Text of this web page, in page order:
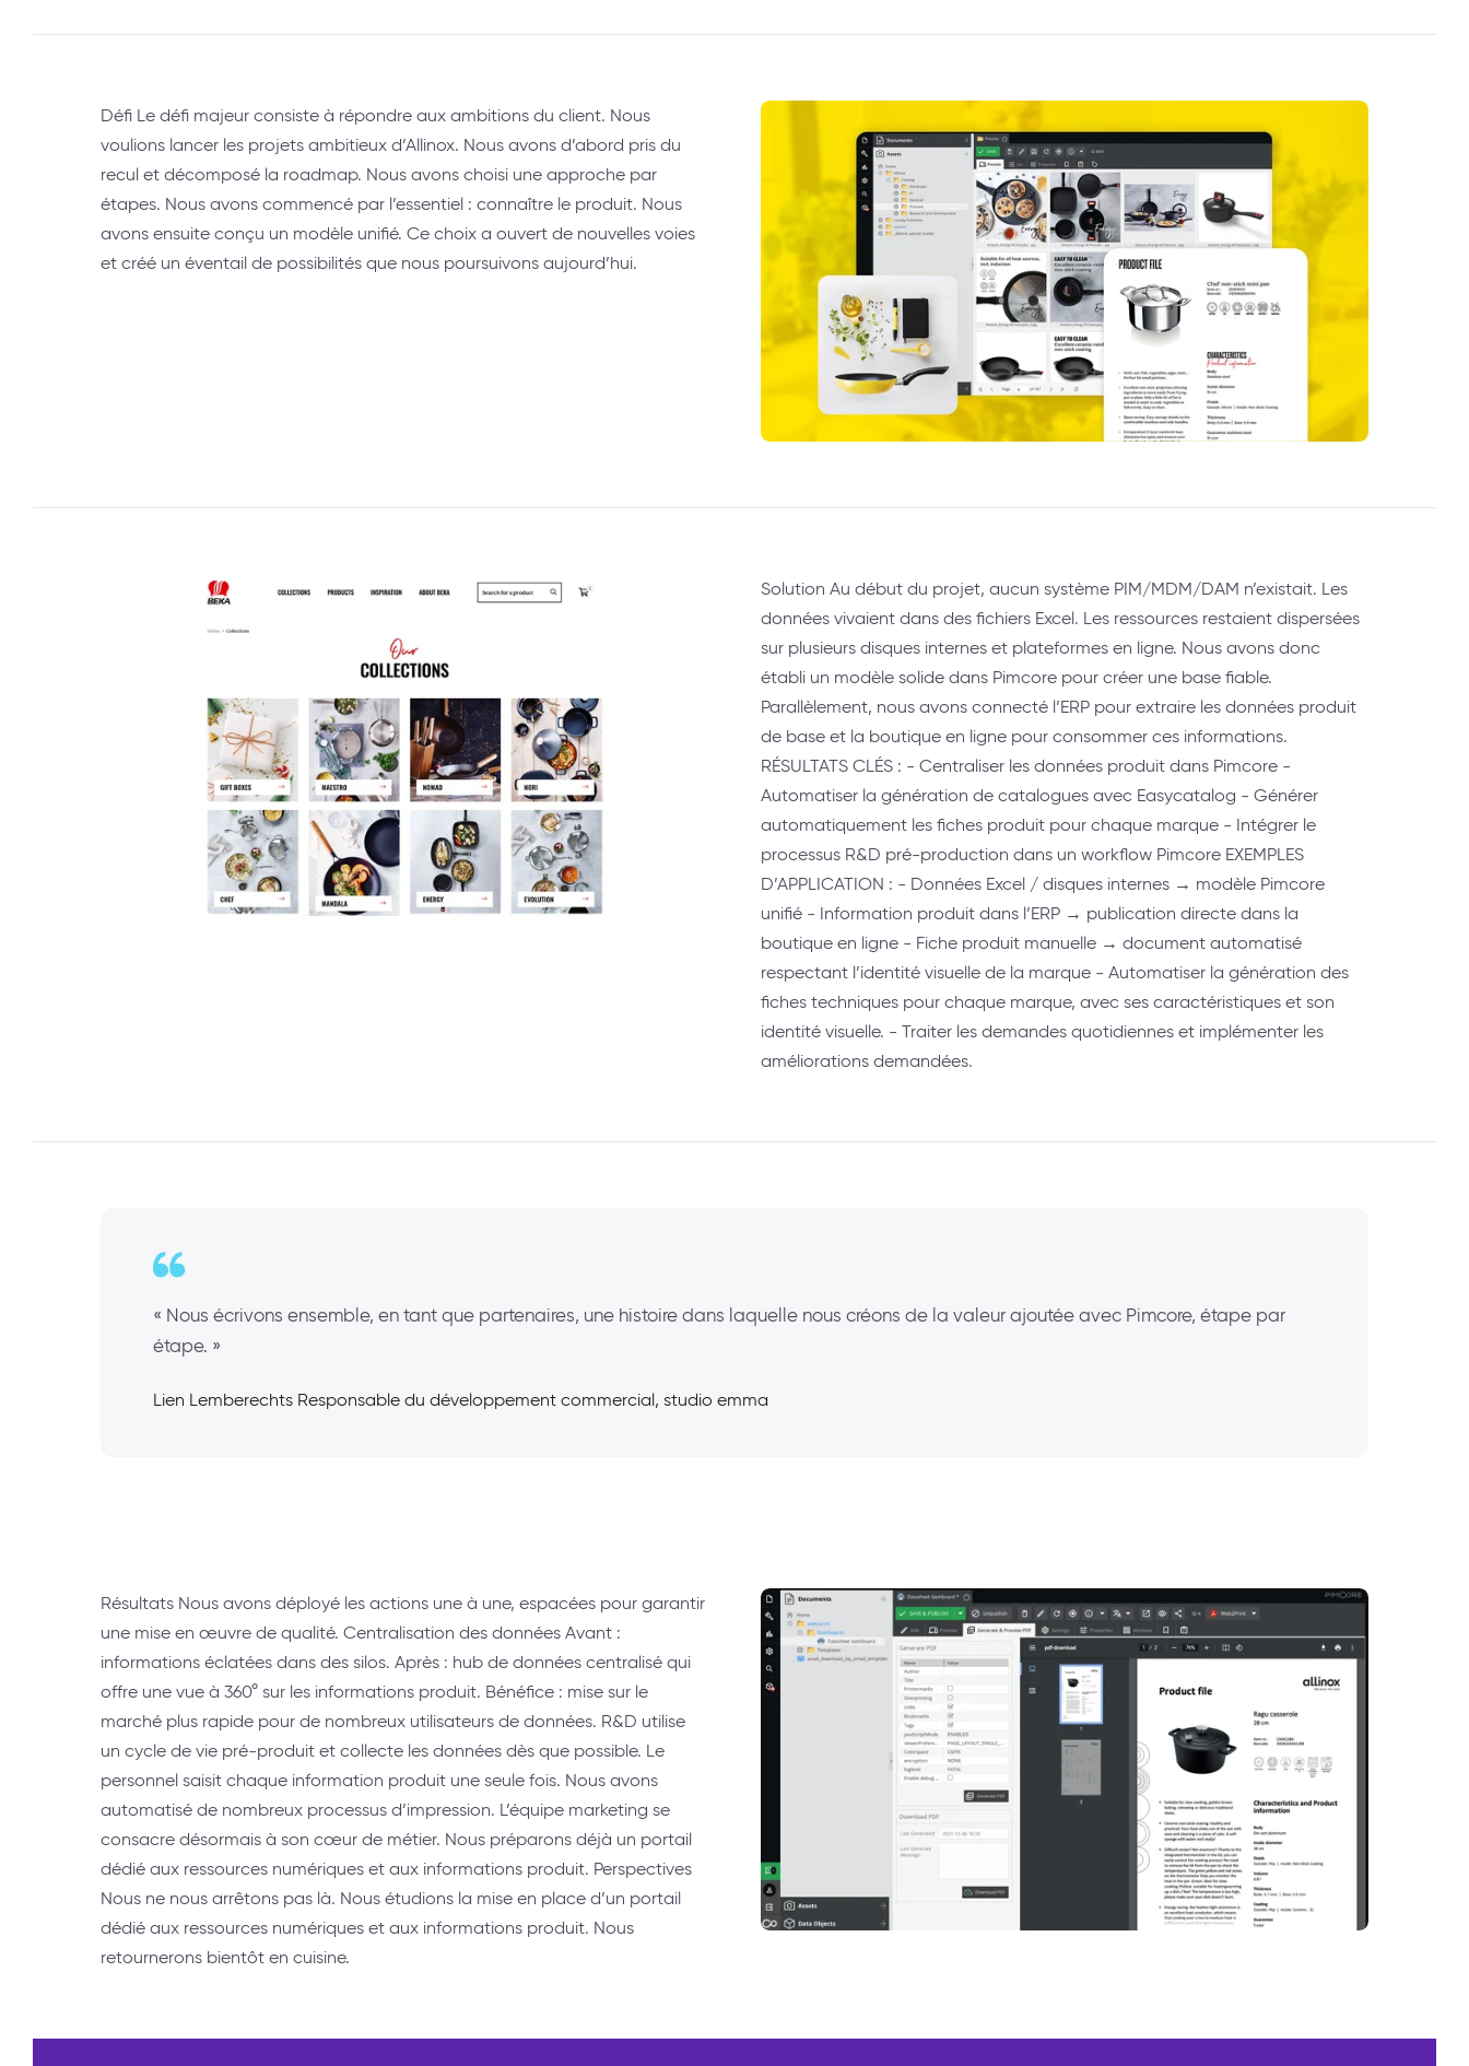
Défi Le défi majeur consiste à répondre aux ambitions du client. Nous
voulions lancer les projets ambitieux d’Allinox. Nous avons d’abord pris du
recul et décomposé la roadmap. Nous avons choisi une approche par
étapes. Nous avons commencé par l’essentiel : connaître le produit. Nous
avons ensuite conçu un modèle unifié. Ce choix a ouvert de nouvelles voies
et créé un éventail de possibilités que nous poursuivons aujourd’hui.
Solution Au début du projet, aucun système PIM/MDM/DAM n’existait. Les
données vivaient dans des fichiers Excel. Les ressources restaient dispersées
sur plusieurs disques internes et plateformes en ligne. Nous avons donc
établi un modèle solide dans Pimcore pour créer une base fiable.
Parallèlement, nous avons connecté l’ERP pour extraire les données produit
de base et la boutique en ligne pour consommer ces informations.
RÉSULTATS CLÉS : - Centraliser les données produit dans Pimcore -
Automatiser la génération de catalogues avec Easycatalog - Générer
automatiquement les fiches produit pour chaque marque - Intégrer le
processus R&D pré-production dans un workflow Pimcore EXEMPLES
D’APPLICATION : - Données Excel / disques internes → modèle Pimcore
unifié - Information produit dans l’ERP → publication directe dans la
boutique en ligne - Fiche produit manuelle → document automatisé
respectant l’identité visuelle de la marque - Automatiser la génération des
fiches techniques pour chaque marque, avec ses caractéristiques et son
identité visuelle. - Traiter les demandes quotidiennes et implémenter les
améliorations demandées.
« Nous écrivons ensemble, en tant que partenaires, une histoire dans laquelle nous créons de la valeur ajoutée avec Pimcore, étape par
étape. »
Lien Lemberechts Responsable du développement commercial, studio emma
Résultats Nous avons déployé les actions une à une, espacées pour garantir
une mise en œuvre de qualité. Centralisation des données Avant :
informations éclatées dans des silos. Après : hub de données centralisé qui
offre une vue à 360° sur les informations produit. Bénéfice : mise sur le
marché plus rapide pour de nombreux utilisateurs de données. R&D utilise
un cycle de vie pré-produit et collecte les données dès que possible. Le
personnel saisit chaque information produit une seule fois. Nous avons
automatisé de nombreux processus d’impression. L’équipe marketing se
consacre désormais à son cœur de métier. Nous préparons déjà un portail
dédié aux ressources numériques et aux informations produit. Perspectives
Nous ne nous arrêtons pas là. Nous étudions la mise en place d’un portail
dédié aux ressources numériques et aux informations produit. Nous
retournerons bientôt en cuisine.